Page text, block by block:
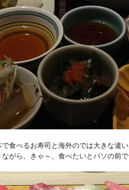
食べるお寿司と海外のでは大きな違い
がら、きゃ～、食べたいとパソの前で